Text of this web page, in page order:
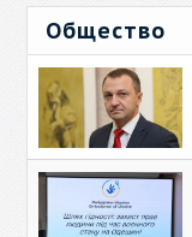
Общество